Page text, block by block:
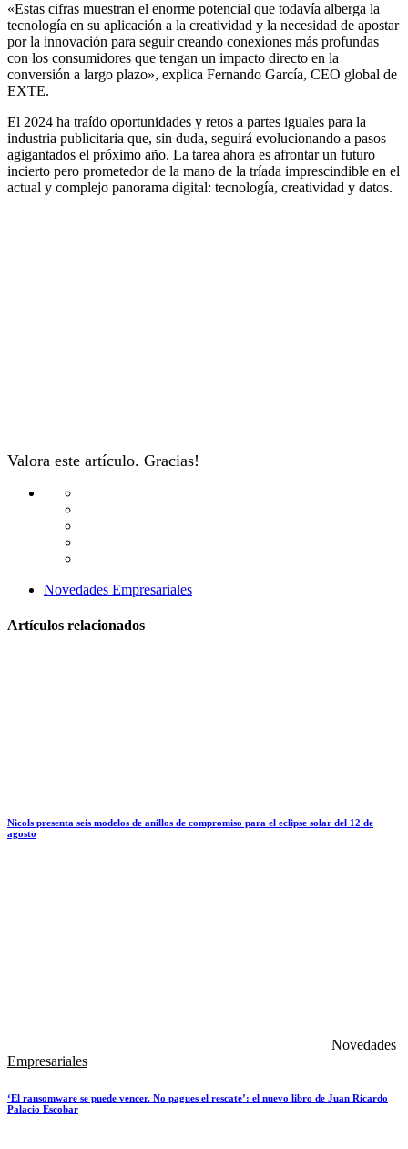
«Estas cifras muestran el enorme potencial que todavía alberga la
tecnología en su aplicación a la creatividad y la necesidad de apostar
por la innovación para seguir creando conexiones más profundas
con los consumidores que tengan un impacto directo en la
conversión a largo plazo», explica Fernando García, CEO global de
EXTE.
El 2024 ha traído oportunidades y retos a partes iguales para la
industria publicitaria que, sin duda, seguirá evolucionando a pasos
agigantados el próximo año. La tarea ahora es afrontar un futuro
incierto pero prometedor de la mano de la tríada imprescindible en el
actual y complejo panorama digital: tecnología, creatividad y datos.
Valora este artículo. Gracias!
Novedades Empresariales
Artículos relacionados
Nicols presenta seis modelos de anillos de compromiso para el eclipse solar del 12 de
agosto
Novedades
Empresariales
‘El ransomware se puede vencer. No pagues el rescate’: el nuevo libro de Juan Ricardo
Palacio Escobar